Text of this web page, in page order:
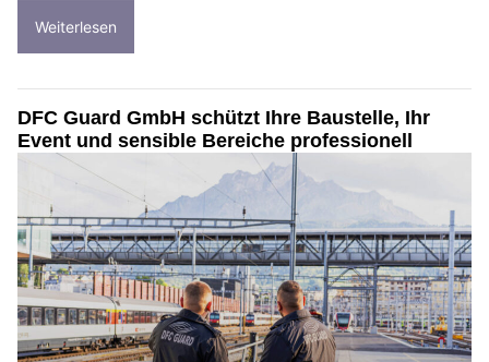
Weiterlesen
DFC Guard GmbH schützt Ihre Baustelle, Ihr
Event und sensible Bereiche professionell